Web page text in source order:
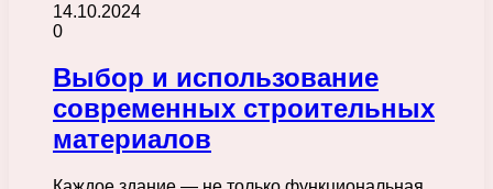
14.10.2024
0
Выбор и использование
современных строительных
материалов